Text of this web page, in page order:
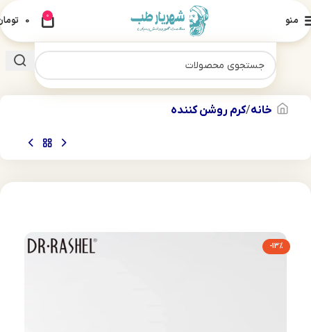
منو 0
0
خانه کرم روشن کننده
-13%